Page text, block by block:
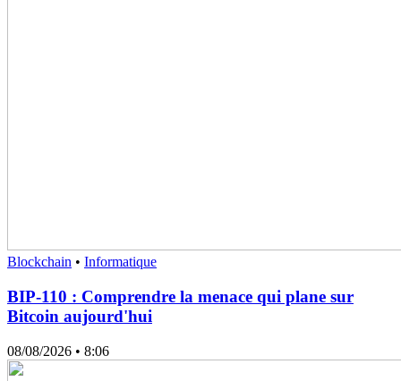
Blockchain • Informatique
BIP-110 : Comprendre la menace qui plane sur
Bitcoin aujourd'hui
08/08/2026 • 8:06